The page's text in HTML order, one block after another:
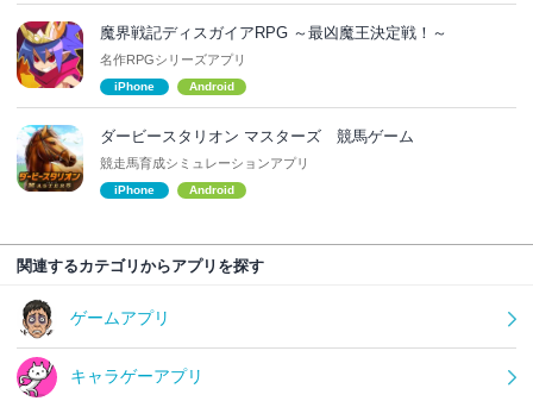
魔界戦記ディスガイアRPG ～最凶魔王決定戦！～
名作RPGシリーズアプリ
iPhone Android
ダービースタリオン マスターズ 競馬ゲーム
競走馬育成シミュレーションアプリ
iPhone Android
関連するカテゴリからアプリを探す
ゲームアプリ
キャラゲーアプリ